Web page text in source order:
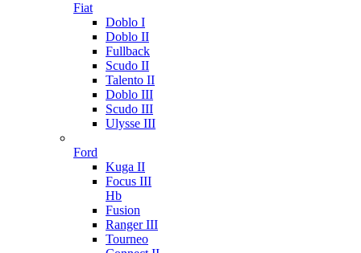
Fiat
Doblo I
Doblo II
Fullback
Scudo II
Talento II
Doblo III
Scudo III
Ulysse III
Ford
Kuga II
Focus III
Hb
Fusion
Ranger III
Tourneo